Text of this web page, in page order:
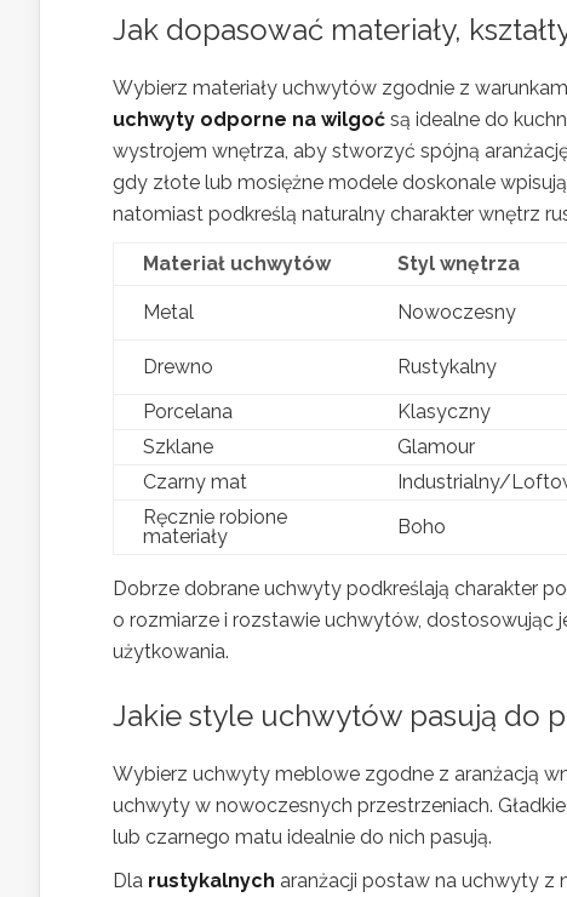
Jak dopasować materiały,
Wybierz materiały uchwytów zgodnie z
uchwyty odporne na wilgoć są idealne do
wystrojem wnętrza, aby stworzyć spójną
gdy złote lub mosiężne modele doskonale
natomiast podkreślą naturalny charakter wnętrz
Materiał uchwytów Styl wnętrza
Metal Nowoczesny
Drewno
Rustykalny
Porcelana
Klasyczny
Szklane
Glamour
Czarny mat
Industrialny/
Ręcznie robione
materiały
Boho
Dobrze dobrane uchwyty podkreślają charakter
o rozmiarze i rozstawie uchwytów, dostosowując
użytkowania.
Jakie style uchwytów pasują do
Wybierz uchwyty meblowe zgodne z aranżacją
uchwyty w nowoczesnych przestrzeniach.
lub czarnego matu idealnie do nich pasują.
Dla rustykalnych aranżacji postaw na uchwyty z